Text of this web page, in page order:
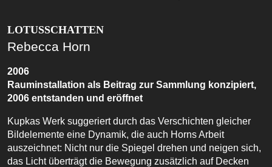
LOTUSSCHATTEN
Rebecca Horn
2006
Rauminstallation als Beitrag zur Sammlung konzipiert,
2006 entstanden und eröffnet
Kupkas Werk suggeriert durch das Verschichten gleicher
Bildelemente eine Dynamik, die auch Horns Arbeit
auszeichnet: Nicht nur die Spiegel drehen und neigen sich,
das Licht überträgt die Bewegung zusätzlich auf Decken